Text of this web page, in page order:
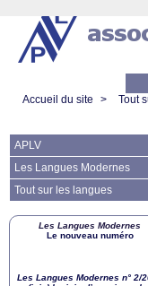
Accueil du site
> Tout
APLV
Les Langues Modernes
Tout sur les langues
Les Langues Modernes
Le nouveau numéro
Les Langues Modernes n° 2/